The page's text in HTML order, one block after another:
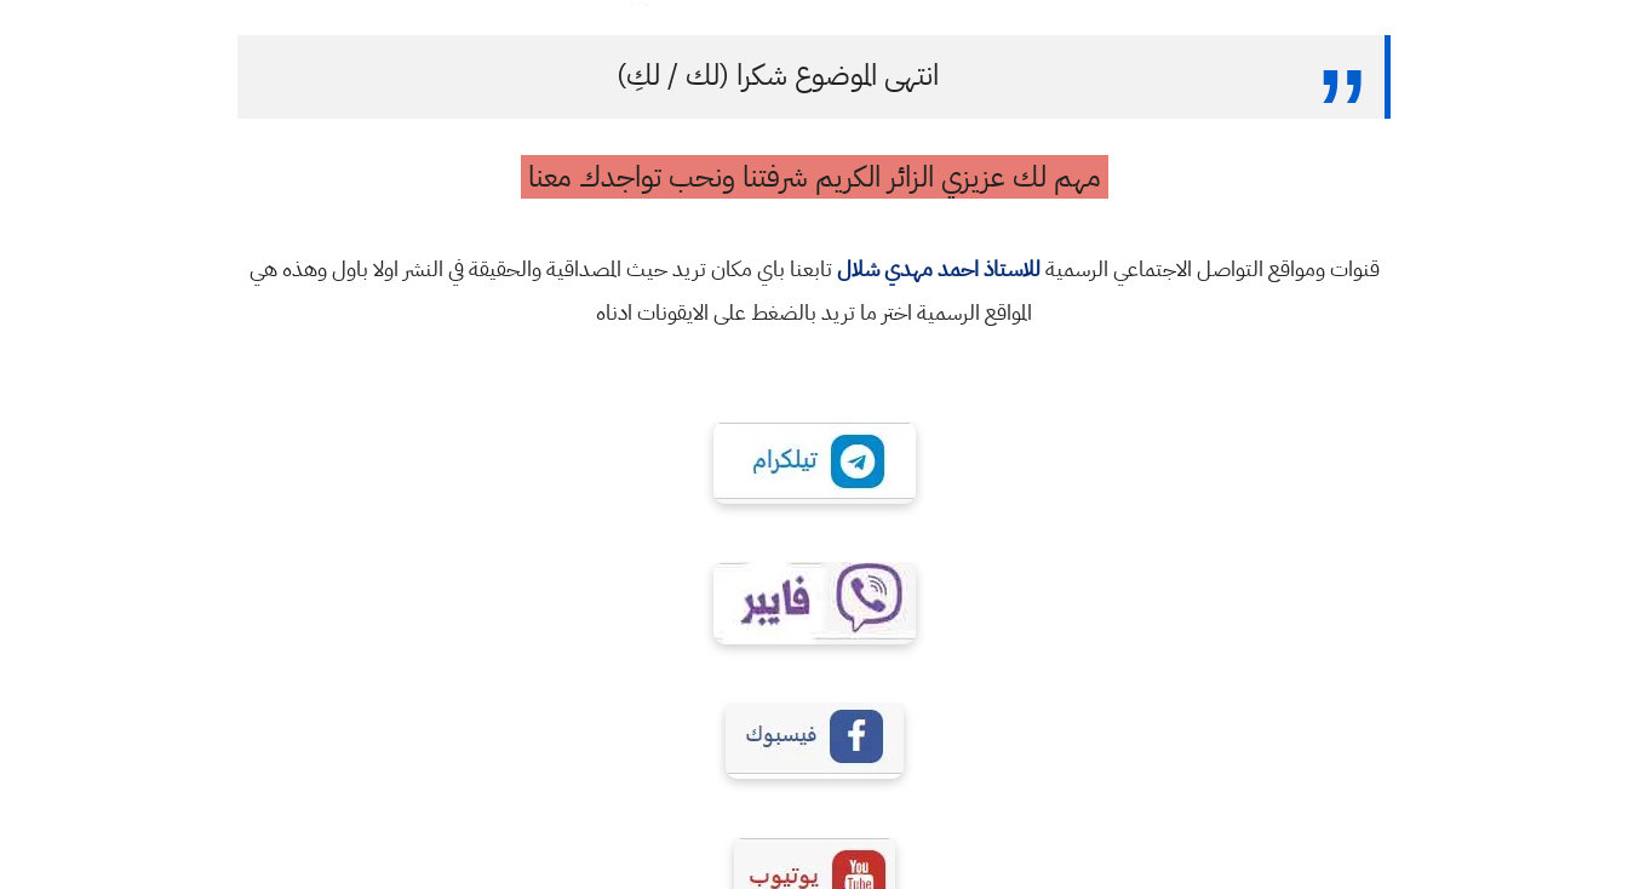
انتهى الموضوع شكرا (لك / لكِ)
مهم لك عزيزي الزائر الكريم شرفتنا ونحب تواجدك معنا
قنوات ومواقع التواصل الاجتماعي الرسميةللاستاذ احمد مهدي شلالتابعنا باي مكان تريد حيث المصداقية والحقيقة في النشر اولا باول وهذه هي
المواقع الرسمية اختر ما تريد بالضغط على الايقونات ادناه